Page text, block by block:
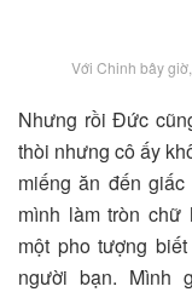
Với Chinh bây
Nhưng rồi Đức
thòi nhưng cô ấy
miếng ăn đến
mình làm tròn chữ
một pho tượng
người bạn. Mình